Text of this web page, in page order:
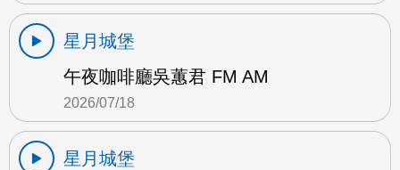
星月城堡
午夜咖啡廳吳蕙君 FM AM
2026/07/18
星月城堡